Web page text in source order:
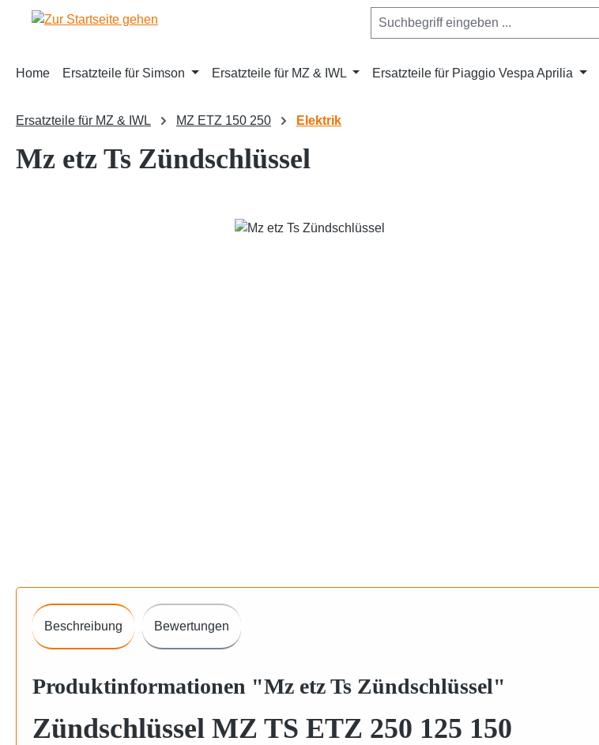
Hauptinhalt springen
Zur Suche springen
Zur Hauptnavigation springen
Home Ersatzteile für Simson Ersatzteile für MZ & IWL Ersatzteile für Piaggio Vespa Aprilia
Ersatzteile für MZ & IWL MZ ETZ 150 250 Elektrik
Mz etz Ts Zündschlüssel
Beschreibung Bewertungen
Produktinformationen "Mz etz Ts Zündschlüssel"
Zündschlüssel MZ TS ETZ 250 125 150